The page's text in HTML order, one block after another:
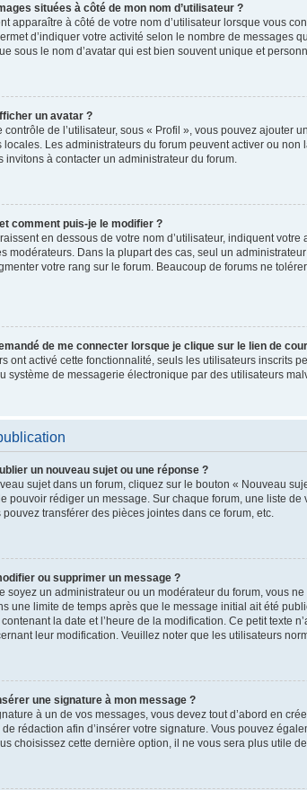
situées à côté de mon nom d’utilisateur ?
apparaître à côté de votre nom d’utilisateur lorsque vous
d’indiquer votre activité selon le nombre de messages
sous le nom d’avatar qui est bien souvent unique et
un avatar ?
de l’utilisateur, sous « Profil », vous pouvez ajouter
locales. Les administrateurs du forum peuvent activer ou
invitons à contacter un administrateur du forum.
comment puis-je le modifier ?
en dessous de votre nom d’utilisateur, indiquent
modérateurs. Dans la plupart des cas, seul un
votre rang sur le forum. Beaucoup de forums ne
de me connecter lorsque je clique sur le lien de
ont activé cette fonctionnalité, seuls les utilisateurs inscrits
système de messagerie électronique par des utilisateurs
un nouveau sujet ou une réponse ?
sujet dans un forum, cliquez sur le bouton « Nouveau
pouvoir rédiger un message. Sur chaque forum, une liste
transférer des pièces jointes dans ce forum, etc.
ou supprimer un message ?
soyez un administrateur ou un modérateur du forum, vous
une limite de temps après que le message initial ait été
la date et l’heure de la modification. Ce petit texte
leur modification. Veuillez noter que les utilisateurs
une signature à mon message ?
à un de vos messages, vous devez tout d’abord en
rédaction afin d’insérer votre signature. Vous pouvez
choisissez cette dernière option, il ne vous sera plus utile